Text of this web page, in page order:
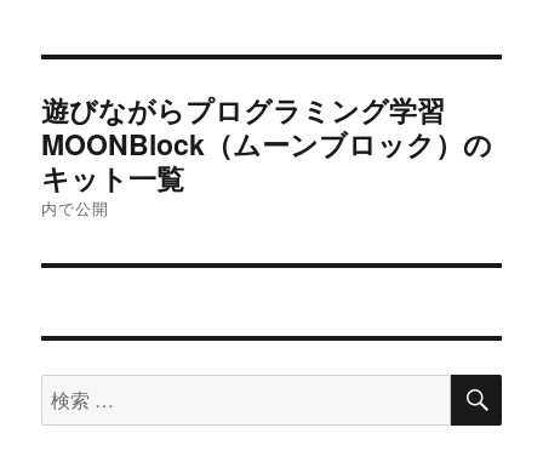
稿
ナ
ー
シ
ョ
遊びながらプログラミング学習
MOONBlock（ムーンブロック）の
キット一覧
内で公開
検
索
検